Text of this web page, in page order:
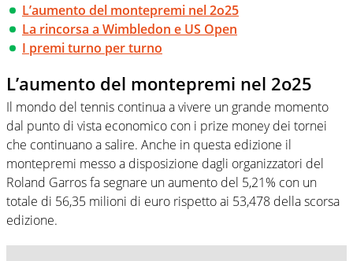
L’aumento del montepremi nel 2o25
La rincorsa a Wimbledon e US Open
I premi turno per turno
L’aumento del montepremi nel 2o25
Il mondo del tennis continua a vivere un grande momento
dal punto di vista economico con i prize money dei tornei
che continuano a salire. Anche in questa edizione il
montepremi messo a disposizione dagli organizzatori del
Roland Garros fa segnare un aumento del 5,21% con un
totale di 56,35 milioni di euro rispetto ai 53,478 della scorsa
edizione.